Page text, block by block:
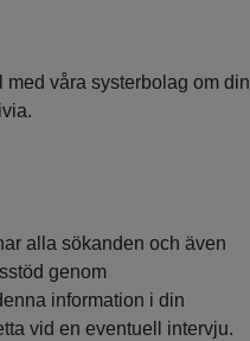
våra systerbolag om din
alla sökanden och även
genom
information i din
vid en eventuell intervju.